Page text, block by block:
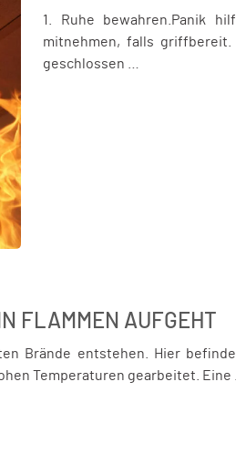
1. Ruhe bewahren.Panik
mitnehmen, falls griffbereit.
geschlossen …
FLAMMEN AUFGEHT
Brände entstehen. Hier
Temperaturen gearbeitet. Eine